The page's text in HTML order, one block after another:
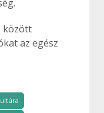
között
az egész